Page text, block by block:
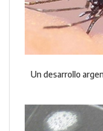
Un desarrollo